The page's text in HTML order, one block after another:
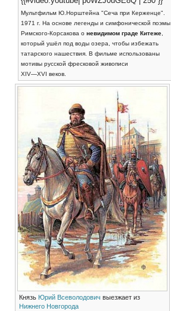
Мультфильм Ю.Норштейна "Сеча при Керженце".
1971 г. На основе легенды и симфонической поэмы
Римского-Корсакова о невидимом граде Китеже,
который ушёл под воды озера, чтобы избежать
татарского нашествия. В фильме использованы
мотивы русской фресковой живописи
XIV—XVI веков.
Князь Юрий Всеволодович выезжает из
Нижнего Новгорода